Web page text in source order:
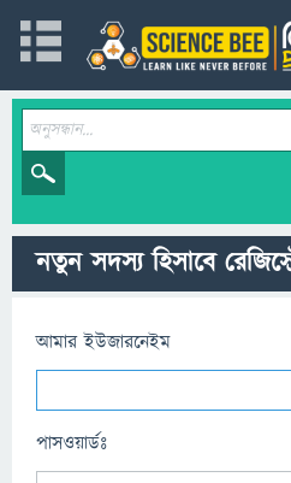
নতুন সদস্য হিসাবে
আমার ইউজারনেইম
পাসওয়ার্ডঃ